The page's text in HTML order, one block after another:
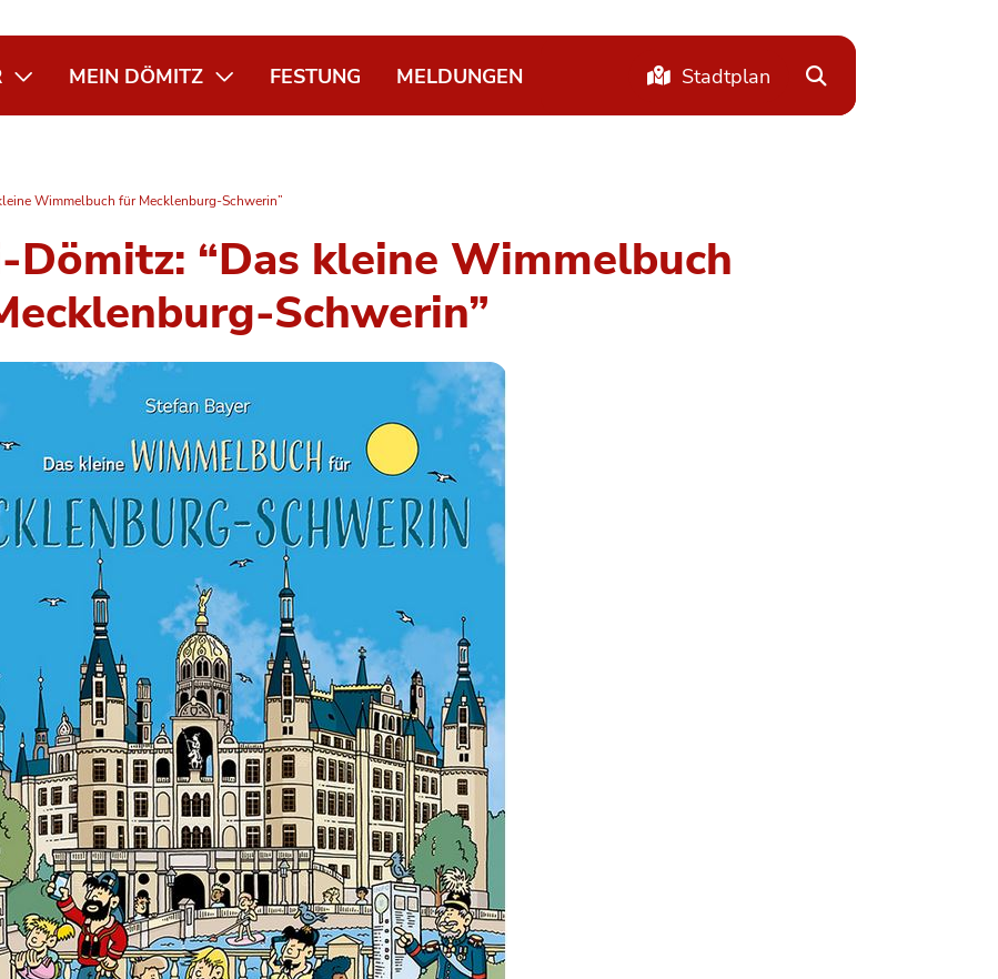
MEIN DÖMITZ FESTUNG MELDUNGEN Stadtplan
Wimmelbuch für Mecklenburg-Schwerin”
Dömitz: “Das kleine Wimmelbuch
Schwerin”